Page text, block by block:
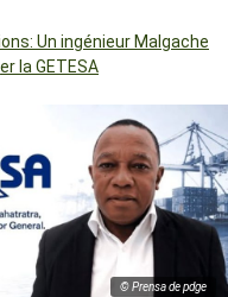
Un ingénieur Malgache
la GETESA
© Prensa de pdge